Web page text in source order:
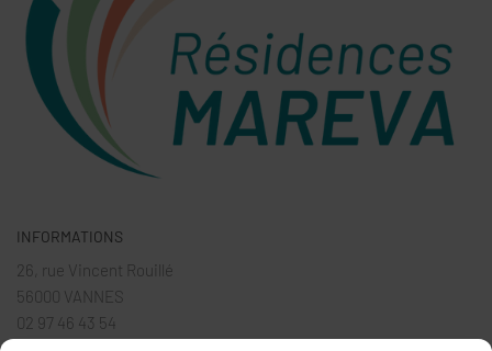
INFORMATIONS
26, rue Vincent Rouillé
56000 VANNES
02 97 46 43 54